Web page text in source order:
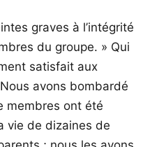
graves à l’intégrité
du groupe. » Qui
satisfait aux
avons bombardé
membres ont été
vie de dizaines de